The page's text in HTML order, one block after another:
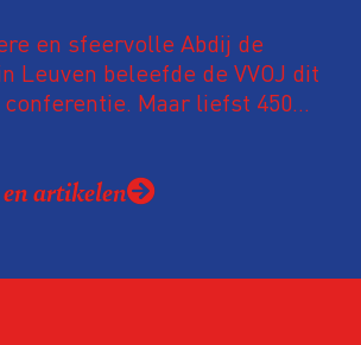
en sfeervolle Abdij de
Leuven beleefde de VVOJ dit
conferentie. Maar liefst 450
en elkaar te ontmoeten.
op de conferentie!
artikelen